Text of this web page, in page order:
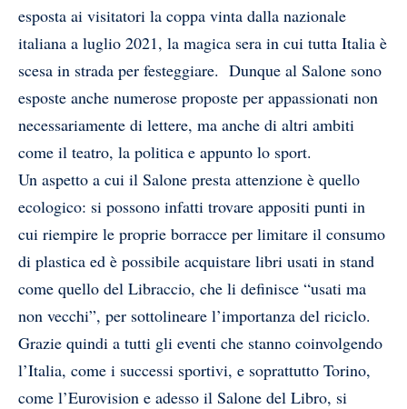
esposta ai visitatori la coppa vinta dalla nazionale
italiana a luglio 2021, la magica sera in cui tutta Italia è
scesa in strada per festeggiare. Dunque al Salone sono
esposte anche numerose proposte per appassionati non
necessariamente di lettere, ma anche di altri ambiti
come il teatro, la politica e appunto lo sport.
Un aspetto a cui il Salone presta attenzione è quello
ecologico: si possono infatti trovare appositi punti in
cui riempire le proprie borracce per limitare il consumo
di plastica ed è possibile acquistare libri usati in stand
come quello del Libraccio, che li definisce “usati ma
non vecchi”, per sottolineare l’importanza del riciclo.
Grazie quindi a tutti gli eventi che stanno coinvolgendo
l’Italia, come i successi sportivi, e soprattutto Torino,
come l’Eurovision e adesso il Salone del Libro, si